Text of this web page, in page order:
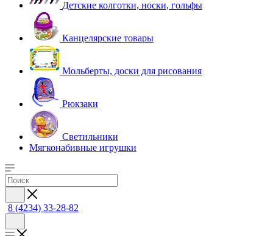
Детские колготки, носки, гольфы
Канцелярские товары
Мольберты, доски для рисования
Рюкзаки
Светильники
Мягконабивные игрушки
8 (4234) 33-28-82